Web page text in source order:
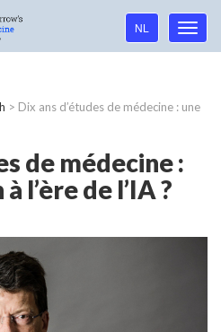
Language
navigation
NL
> Dix ans d’études de médecine : une
de médecine :
l’ère de l’IA ?